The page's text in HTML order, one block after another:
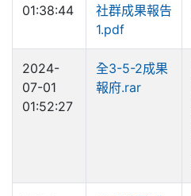
01:38:44
社群成果報告
1.pdf
2024-
07-01
01:52:27
全3-5-2成果
報府.rar